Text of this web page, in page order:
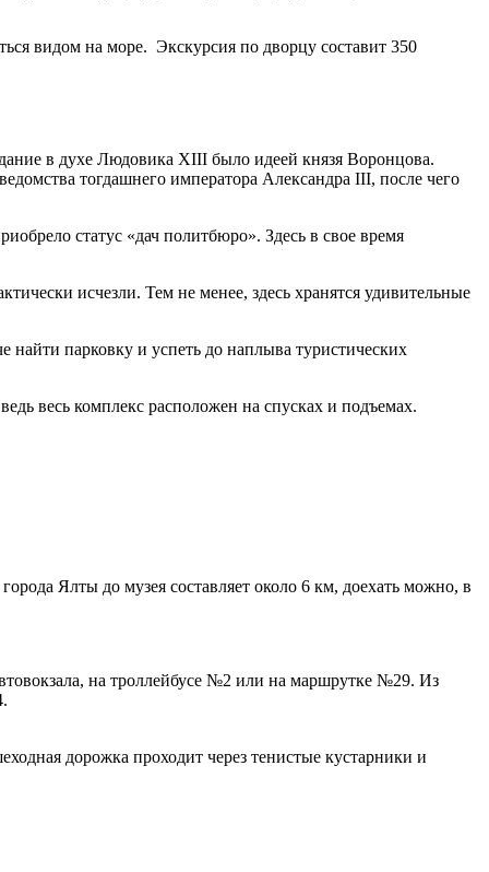
видом на море. Экскурсия по дворцу составит 350
в духе Людовика XIII было идеей князя Воронцова.
тогдашнего императора Александра III, после чего
статус «дач политбюро». Здесь в свое время
исчезли. Тем не менее, здесь хранятся удивительные
найти парковку и успеть до наплыва туристических
весь комплекс расположен на спусках и подъемах.
Ялты до музея составляет около 6 км, доехать можно, в
на троллейбусе №2 или на маршрутке №29. Из
дорожка проходит через тенистые кустарники и